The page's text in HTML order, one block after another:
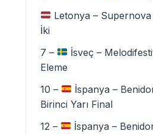
Letonya – Supernova
İki
7 –
İsveç –
Eleme
10 –
İspanya –
Birinci Yarı Final
12 –
İspanya –